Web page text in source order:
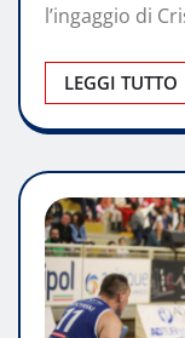
l’ingaggio di
LEGGI TUTTO